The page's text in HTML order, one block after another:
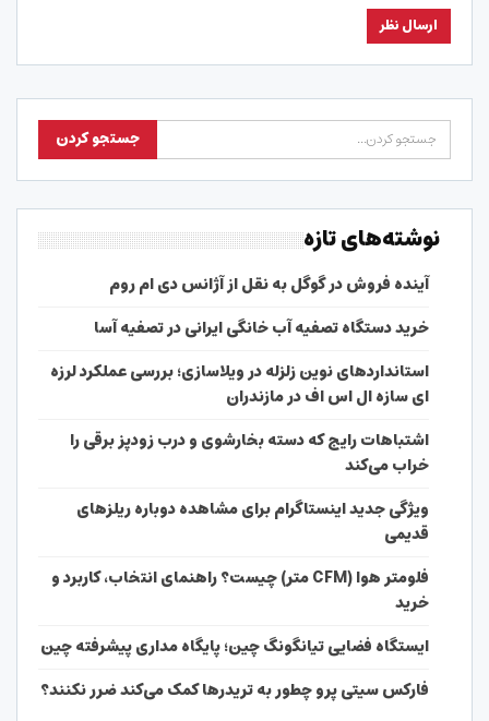
نوشته‌های تازه
آینده فروش در گوگل به نقل از آژانس دی ام روم
خرید دستگاه تصفیه آب خانگی ایرانی در تصفیه آسا
استانداردهای نوین زلزله در ویلاسازی؛ بررسی عملکرد لرزه
ای سازه ال اس اف در مازندران
اشتباهات رایج که دسته بخارشوی و درب زودپز برقی را
خراب می‌کند
ویژگی جدید اینستاگرام برای مشاهده دوباره ریلزهای
قدیمی
فلومتر هوا (CFM متر) چیست؟ راهنمای انتخاب، کاربرد و
خرید
ایستگاه فضایی تیانگونگ چین؛ پایگاه مداری پیشرفته چین
فارکس سیتی پرو چطور به تریدرها کمک می‌کند ضرر نکنند؟